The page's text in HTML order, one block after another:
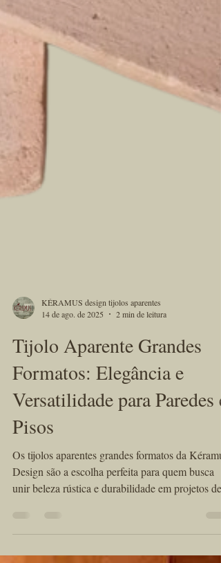
KÉRAMUS design tijolos aparentes
14 de ago. de 2025
2 min de leitura
Tijolo Aparente Grandes
Formatos: Elegância e
Versatilidade para Paredes e
Pisos
Design são a escolha perfeita para quem busca
unir beleza rústica e durabilidade em projetos de